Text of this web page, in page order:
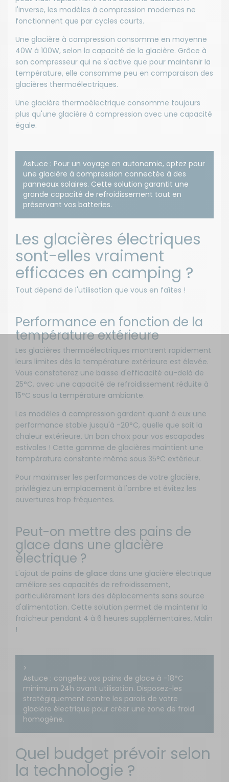
l'inverse, les modèles à compression modernes ne
fonctionnent que par cycles courts.
Une glacière à compression consomme en moyenne
40W à 100W, selon la capacité de la glacière. Grâce à
son compresseur qui ne s'active que pour maintenir la
température, elle consomme peu en comparaison des
glacières thermoélectriques.
Une glacière thermoélectrique consomme toujours
plus qu'une glacière à compression avec une capacité
égale.
Astuce : Pour un voyage en autonomie, optez pour
une glacière à compression connectée à des
panneaux solaires. Cette solution garantit une
grande capacité de refroidissement tout en
préservant vos batteries.
Les glacières électriques
sont-elles vraiment
efficaces en camping ?
Tout dépend de l'utilisation que vous en faîtes !
Performance en fonction de la
température extérieure
Les glacières thermoélectriques montrent rapidement
leurs limites dès la température extérieure est élevée.
Vous constaterez une baisse d'efficacité au-delà de
25°C, avec une capacité de refroidissement réduite à
15°C sous la température ambiante.
Les modèles à compression gardent quant à eux une
performance stable jusqu'à -20°C, quelle que soit la
chaleur extérieure. Un bon choix pour vos escapades
estivales ! Cette gamme de glacières maintient une
température constante même sous 35°C extérieur.
Pour maximiser les performances de votre glacière,
privilégiez un emplacement à l'ombre et évitez les
ouvertures trop fréquentes.
Peut-on mettre des pains de
glace dans une glacière
électrique ?
L'ajout de pains de glace dans une glacière électrique
améliore ses capacités de refroidissement,
particulièrement lors des déplacements sans source
d'alimentation. Cette solution permet de maintenir la
fraîcheur pendant 4 à 6 heures supplémentaires. Malin
!
>
Astuce : congelez vos pains de glace à -18°C
minimum 24h avant utilisation. Disposez-les
stratégiquement contre les parois de votre
glacière électrique pour créer une zone de froid
homogène.
Quel budget prévoir selon
la technologie ?